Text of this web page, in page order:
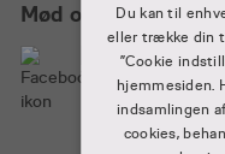
Mød os påDu kan til
eller trække din
”Cookie
hjemmesiden.
indsamlingen
cookies,